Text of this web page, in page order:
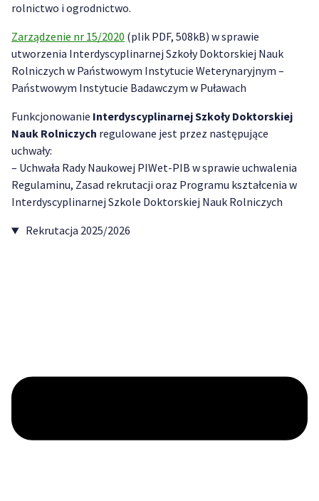
rolnictwo i ogrodnictwo.
Zarządzenie nr 15/2020 (plik PDF, 508kB) w sprawie
utworzenia Interdyscyplinarnej Szkoły Doktorskiej Nauk
Rolniczych w Państwowym Instytucie Weterynaryjnym –
Państwowym Instytucie Badawczym w Puławach
Funkcjonowanie Interdyscyplinarnej Szkoły Doktorskiej
Nauk Rolniczych regulowane jest przez następujące
uchwały:
– Uchwała Rady Naukowej PIWet-PIB w sprawie uchwalenia
Regulaminu, Zasad rekrutacji oraz Programu kształcenia w
Interdyscyplinarnej Szkole Doktorskiej Nauk Rolniczych
Rekrutacja 2025/2026